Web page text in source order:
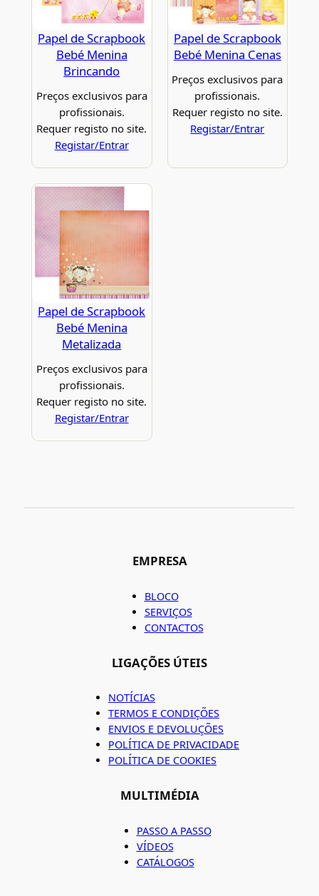
Papel de Scrapbook
Bebé Menina
Brincando
Preços exclusivos para
profissionais.
Requer registo no site.
Registar/Entrar
Papel de Scrapbook
Bebé Menina Cenas
Preços exclusivos para
profissionais.
Requer registo no site.
Registar/Entrar
Papel de Scrapbook
Bebé Menina
Metalizada
Preços exclusivos para
profissionais.
Requer registo no site.
Registar/Entrar
EMPRESA
BLOCO
SERVIÇOS
CONTACTOS
LIGAÇÕES ÚTEIS
NOTÍCIAS
TERMOS E CONDIÇÕES
ENVIOS E DEVOLUÇÕES
POLÍTICA DE PRIVACIDADE
POLÍTICA DE COOKIES
MULTIMÉDIA
PASSO A PASSO
VÍDEOS
CATÁLOGOS